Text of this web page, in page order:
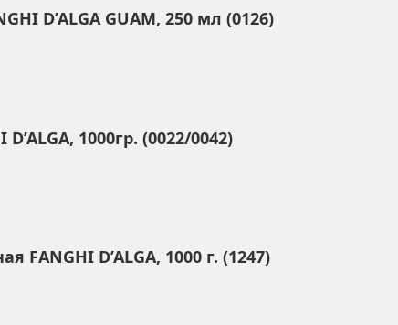
D’ALGA GUAM, 250 мл (0126)
1000гр. (0022/0042)
D’ALGA, 1000 г. (1247)